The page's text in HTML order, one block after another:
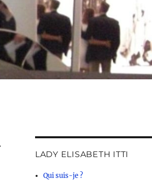
LADY ELISABETH ITTI
Qui suis-je ?